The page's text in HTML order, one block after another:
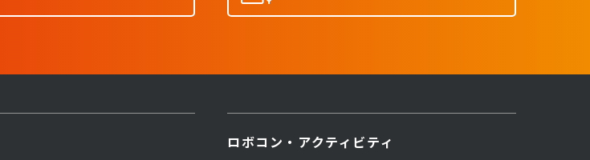
ロボコン・アクティビティ